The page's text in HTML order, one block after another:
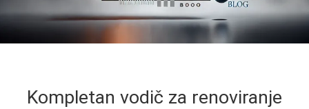
Kompletan vodič za renoviranje